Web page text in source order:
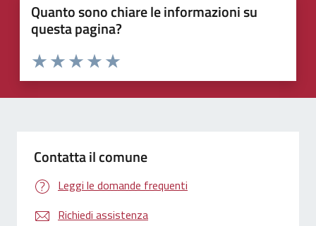
Quanto sono chiare le informazioni su
questa pagina?
Valuta 5 stelle su 5
Valuta 4 stelle su 5
Valuta 3 stelle su 5
Valuta 2 stelle su 5
Valuta 1 stelle su 5
Contatta il comune
Leggi le domande frequenti
Richiedi assistenza